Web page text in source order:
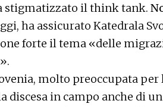
stigmatizzato il think tank.
ha assicurato Katedrala
forte il tema «delle
molto preoccupata
discesa in campo anche di